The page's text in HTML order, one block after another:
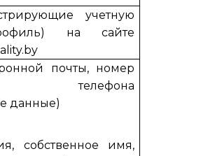
учетную
на сайте
почты, номер
телефона
данные)
собственное имя,